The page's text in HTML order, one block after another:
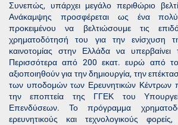
Συνεπώς, υπάρχει μεγάλο περιθώριο
Ανάκαμψης προσφέρεται ως ένα πολύ
προκειμένου να βελτιώσουμε τις
χρηματοδότησή του για την ενίσχυση
καινοτομίας στην Ελλάδα να
Περισσότερα από 200 εκατ. ευρώ από
αξιοποιηθούν για την δημιουργία, την
των υποδομών των Ερευνητικών Κέντρων
την εποπτεία της ΓΓΕΚ του
Επενδύσεων. Το πρόγραμμα
ερευνητικούς και τεχνολογικούς